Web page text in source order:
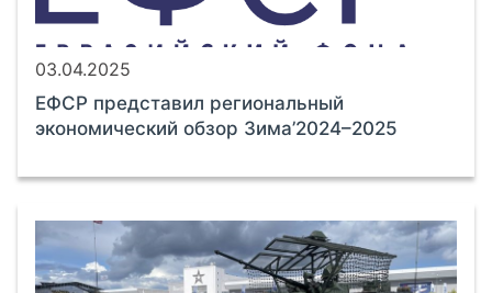
03.04.2025
ЕФСР представил региональный
экономический обзор Зима’2024–2025